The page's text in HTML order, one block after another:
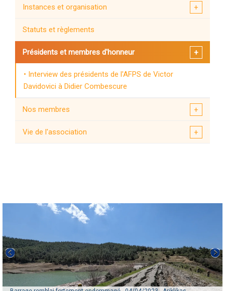
Instances et organisation
Statuts et règlements
Présidents et membres d'honneur
Interview des présidents de l'AFPS de Victor
Davidovici à Didier Combescure
Nos membres
Vie de l'association